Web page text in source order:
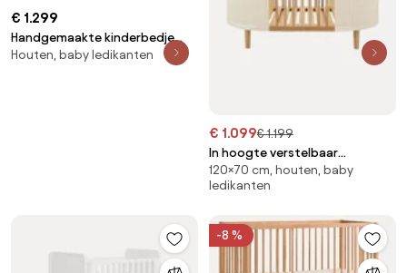
€ 1.299
Handgemaakte kinderbedje
Nature 2.0 van eikenhout
Houten, baby ledikanten
€ 1.099€ 1.199
In hoogte verstelbaar
babybedje Kai, handgemaakt,
70 x 120 cm
120×70 cm, houten, baby
ledikanten
-8 %